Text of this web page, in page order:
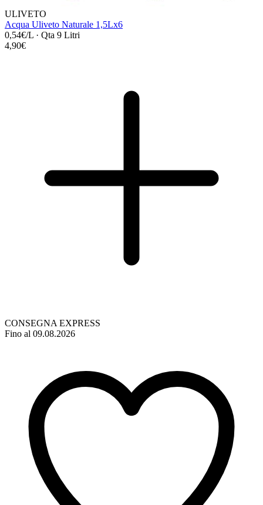
ULIVETO
Acqua Uliveto Naturale 1,5Lx6
0,54€/L · Qta 9 Litri
4,90€
CONSEGNA EXPRESS
Fino al 09.08.2026